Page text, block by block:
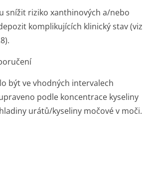
snížit riziko xanthinových a/nebo
komplikujících klinický stav (viz
).
být ve vhodných intervalech
podle koncentrace kyseliny
urátů/kyseliny močové v moči.